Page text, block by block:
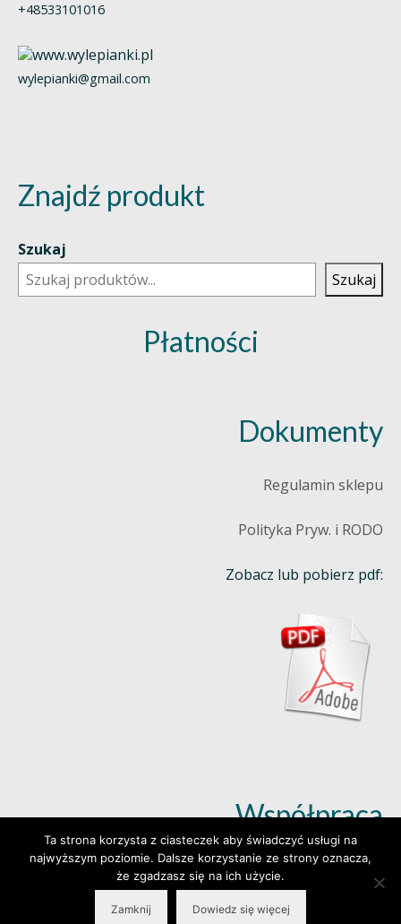
+48533101016
wylepianki@gmail.com
Znajdź produkt
Szukaj
Szukaj
Płatności
Dokumenty
Regulamin sklepu
Polityka Pryw. i RODO
Zobacz lub pobierz pdf:
Współpraca
Dowiedz się więcej (klik)
© 2026 Wylepianki - Made by: www.prosteWWW.pl
Ta strona korzysta z ciasteczek aby świadczyć usługi na
najwyższym poziomie. Dalsze korzystanie ze strony oznacza,
że zgadzasz się na ich użycie.
Zamknij Dowiedz się więcej